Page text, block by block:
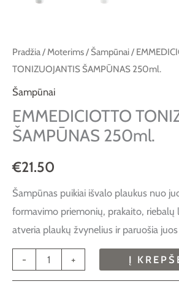
Pradžia/ Moterims/ Šampūnai/
TONIZUOJANTIS ŠAMPŪNAS 250ml.
Šampūnai
EMMEDICIOTTO
ŠAMPŪNAS 250ml.
€21.50
Šampūnas puikiai išvalo plaukus nuo
formavimo priemonių, prakaito, riebalų
atveria plaukų žvynelius ir paruošia
- + Į